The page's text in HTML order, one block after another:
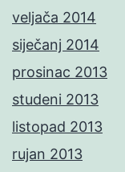
veljača 2014
siječanj 2014
prosinac 2013
studeni 2013
listopad 2013
rujan 2013